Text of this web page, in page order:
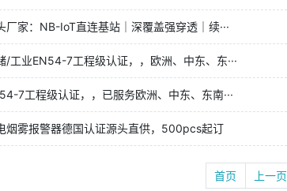
家：NB-IoT直连基站｜深覆盖强穿透｜续···
工业EN54-7工程级认证，，欧洲、中东、东···
7工程级认证，，已服务欧洲、中东、东南···
烟雾报警器德国认证源头直供，500pcs起订
首页 上一页